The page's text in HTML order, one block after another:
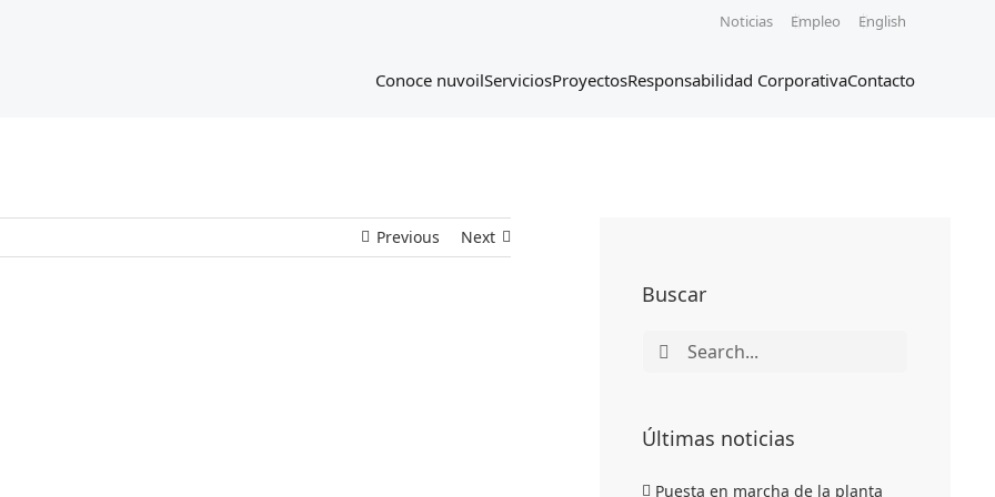
Noticias Empleo English
Conoce nuvoilServiciosProyectosResponsabilidad CorporativaContacto
Previous Next
Buscar
Search
Últimas noticias
Puesta en marcha de la planta